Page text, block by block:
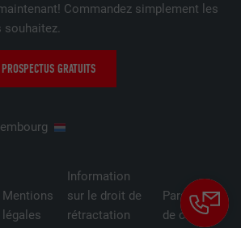
Commandez simplement les
souhaitez.
GRATUITS
Mentions
légales
Information
sur le droit de
rétractation
Paramètres
de cookies
90 jours
autorise l'utilisation de cookies. Ne
LinkedIn
Session
Internet contient une fenêtre « Suivez-
bcookie